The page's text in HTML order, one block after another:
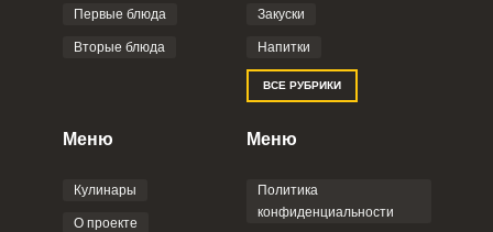
Фото до 4 шт, до 5 mb
Отправляя эту форму, вы соглашаетесь с
Политикой
Пользовательским
соглашением
Первые блюда
Вторые блюда
Закуски
Напитки
ВСЕ РУБРИКИ
Меню
Кулинары
О проекте
Меню
Политика
конфиденциальности